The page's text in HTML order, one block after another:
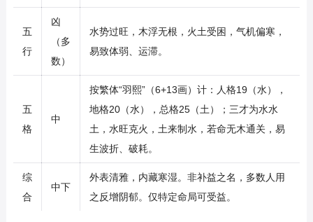
五
行
凶
（多
数）
水势过旺，木浮无根，火土受困，气机偏寒，
易致体弱、运滞。
五
格
中
按繁体“羽熙”（6+13画）计：人格19（水），
地格20（水），总格25（土）；三才为水水
土，水旺克火，土来制水，若命无木通关，易
生波折、破耗。
综
合
中下
外表清雅，内藏寒湿。非补益之名，多数人用
之反增阴郁。仅特定命局可受益。